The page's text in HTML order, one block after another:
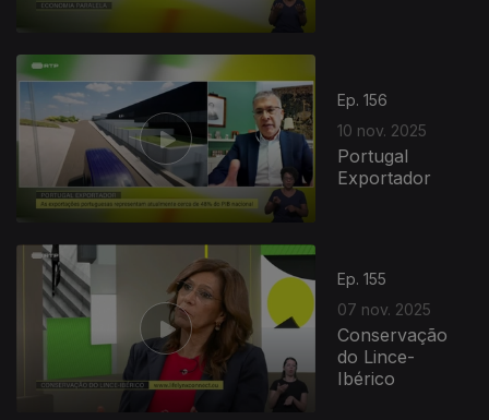
Ep. 156
10 nov. 2025
Portugal
Exportador
Ep. 155
07 nov. 2025
Conservação
do Lince-
Ibérico